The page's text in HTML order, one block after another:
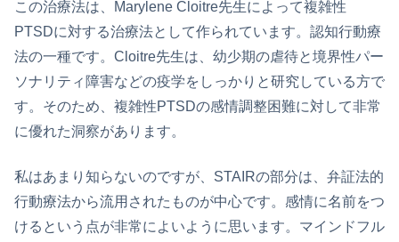
この治療法は、Marylene Cloitre先生によって複雑性
PTSDに対する治療法として作られています。認知行動療
法の一種です。Cloitre先生は、幼少期の虐待と境界性パー
ソナリティ障害などの疫学をしっかりと研究している方で
す。そのため、複雑性PTSDの感情調整困難に対して非常
に優れた洞察があります。
私はあまり知らないのですが、STAIRの部分は、弁証法的
行動療法から流用されたものが中心です。感情に名前をつ
けるという点が非常によいように思います。マインドフル